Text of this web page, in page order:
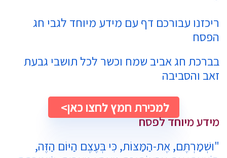
ריכזנו עבורכם דף עם מידע מיוחד לגבי חג
הפסח
בברכת חג אביב שמח וכשר לכל תושבי גבעת
זאב והסביבה
למכירת חמץ לחצו כאן
מידע מיוחד לפסח
"וּשְׁמַרְתֶּם, אֶת-הַמַּצּוֹת, כִּי בְּעֶצֶם הַיּוֹם הַזֶּה,